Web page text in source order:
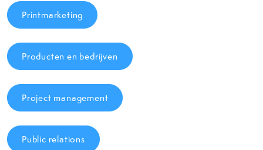
Printmarketing
Producten en bedrijven
Project management
Public relations